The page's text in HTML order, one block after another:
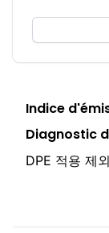
Indice
Diagnostic
DPE 적용 제외